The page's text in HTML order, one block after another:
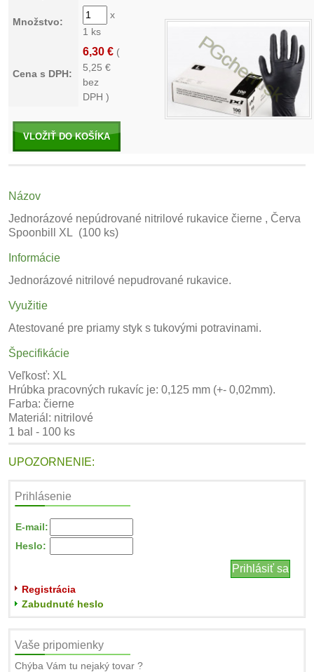
Množstvo:
x
1 ks
Cena s DPH:
6,30 € (
5,25 €
bez
DPH )
VLOŽIŤ DO KOŠÍKA
Názov
Jednorázové nepúdrované nitrilové rukavice čierne , Červa
Spoonbill XL (100 ks)
Informácie
Jednorázové nitrilové nepudrované rukavice.
Využitie
Atestované pre priamy styk s tukovými potravinami.
Špecifikácie
Veľkosť: XL
Hrúbka pracovných rukavíc je: 0,125 mm (+- 0,02mm).
Farba: čierne
Materiál: nitrilové
1 bal - 100 ks
UPOZORNENIE:
Prihlásenie
E-mail:
Heslo:
Registrácia
Zabudnuté heslo
Vaše pripomienky
Chýba Vám tu nejaký tovar ?